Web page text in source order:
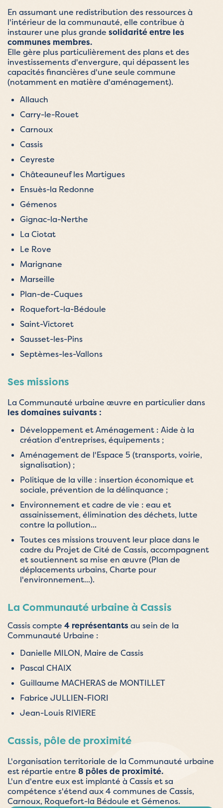
En assumant une redistribution des ressources à
l'intérieur de la communauté, elle contribue à
instaurer une plus grande solidarité entre les
communes membres.
Elle gère plus particulièrement des plans et des
investissements d'envergure, qui dépassent les
capacités financières d'une seule commune
(notamment en matière d'aménagement).
Allauch
Carry-le-Rouet
Carnoux
Cassis
Ceyreste
Châteauneuf les Martigues
Ensuès-la Redonne
Gémenos
Gignac-la-Nerthe
La Ciotat
Le Rove
Marignane
Marseille
Plan-de-Cuques
Roquefort-la-Bédoule
Saint-Victoret
Sausset-les-Pins
Septèmes-les-Vallons
Ses missions
La Communauté urbaine œuvre en particulier dans
les domaines suivants :
Développement et Aménagement : Aide à la
création d'entreprises, équipements ;
Aménagement de l'Espace 5 (transports, voirie,
signalisation) ;
Politique de la ville : insertion économique et
sociale, prévention de la délinquance ;
Environnement et cadre de vie : eau et
assainissement, élimination des déchets, lutte
contre la pollution...
Toutes ces missions trouvent leur place dans le
cadre du Projet de Cité de Cassis, accompagnent
et soutiennent sa mise en œuvre (Plan de
déplacements urbains, Charte pour
l'environnement...).
La Communauté urbaine à Cassis
Cassis compte 4 représentantsau sein de la
Communauté Urbaine :
Danielle MILON, Maire de Cassis
Pascal CHAIX
Guillaume MACHERAS de MONTILLET
Fabrice JULLIEN-FIORI
Jean-Louis RIVIERE
Cassis, pôle de proximité
L'organisation territoriale de la Communauté urbaine
est répartie entre 8 pôles de proximité.
L'un d'entre eux est implanté à Cassis et sa
compétence s'étend aux 4 communes de Cassis,
Carnoux, Roquefort-la Bédoule et Gémenos.